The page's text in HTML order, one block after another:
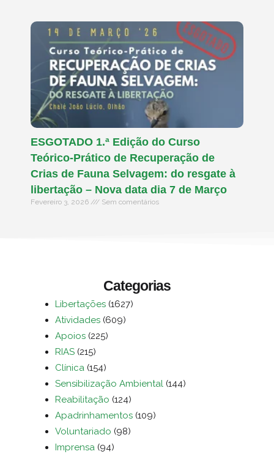
ESGOTADO 1.ª Edição do Curso
Teórico-Prático de Recuperação de
Crias de Fauna Selvagem: do resgate à
libertação – Nova data dia 7 de Março
Fevereiro 3, 2026 Sem comentários
Categorias
Libertações (1627)
Atividades (609)
Apoios (225)
RIAS (215)
Clínica (154)
Sensibilização Ambiental (144)
Reabilitação (124)
Apadrinhamentos (109)
Voluntariado (98)
Imprensa (94)